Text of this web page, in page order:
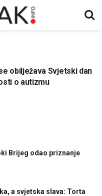
obilježava Svjetski dan
o autizmu
Brijeg odao priznanje
a svjetska slava: Torta